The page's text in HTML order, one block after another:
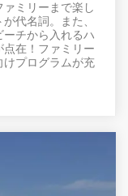
ミリーまで楽し
代名詞。また、
チから入れるハ
在！ファミリー
けプログラムが充